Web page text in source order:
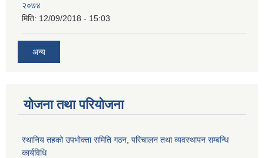
२०७४
मिति: 12/09/2018 - 15:03
अन्य
योजना तथा परियोजना
स्थानिय तहको उपभोक्ता समिति गठन, परिचालन तथा व्यवस्थापन सम्बन्धि
कार्यविधि